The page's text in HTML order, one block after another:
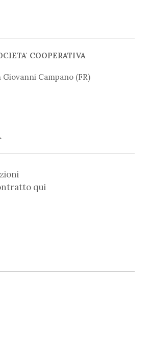
COOPERATIVA
Campano (FR)
qui